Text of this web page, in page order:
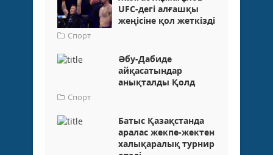
UFC-дегі алғашқы
жеңісіне қол жеткізді
Спорт
Әбу-Дабиде
айқасатындар
анықталды Қолд
Спорт
Батыс Қазақстанда
аралас жекпе-жектен
халықаралық турнир